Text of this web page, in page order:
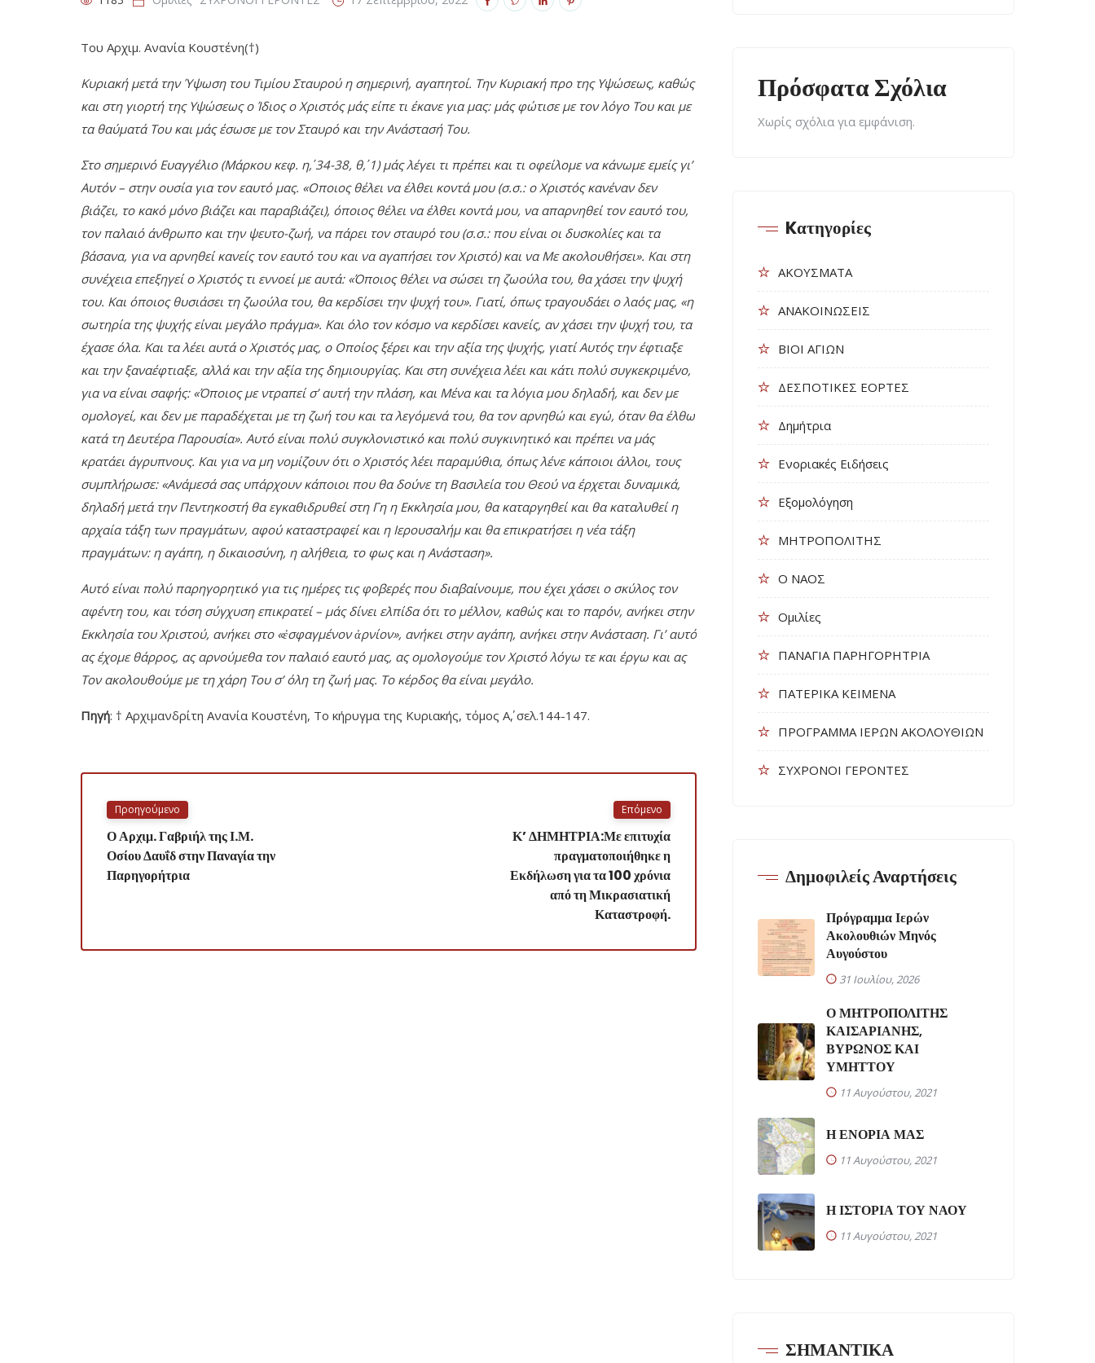
Του Αρχιμ. Ανανία Κουστένη(†)
Kυριακή μετά την Ύψωση του Τιμίου Σταυρού η σημερινή, αγαπητοί. Την Κυριακή προ της Υψώσεως, καθώς
και στη γιορτή της Υψώσεως ο Ίδιος ο Χριστός μάς είπε τι έκανε για μας: μάς φώτισε με τον λόγο Του και με
τα θαύματά Του και μάς έσωσε με τον Σταυρό και την Ανάστασή Του.
Στο σημερινό Ευαγγέλιο (Μάρκου κεφ. η΄, 34-38, θ΄, 1) μάς λέγει τι πρέπει και τι οφείλομε να κάνωμε εμείς γι’
Αυτόν – στην ουσία για τον εαυτό μας. «Οποιος θέλει να έλθει κοντά μου (σ.σ.: ο Χριστός κανέναν δεν
βιάζει, το κακό μόνο βιάζει και παραβιάζει), όποιος θέλει να έλθει κοντά μου, να απαρνηθεί τον εαυτό του,
τον παλαιό άνθρωπο και την ψευτο-ζωή, να πάρει τον σταυρό του (σ.σ.: που είναι οι δυσκολίες και τα
βάσανα, για να αρνηθεί κανείς τον εαυτό του και να αγαπήσει τον Χριστό) και να Με ακολουθήσει». Και στη
συνέχεια επεξηγεί ο Χριστός τι εννοεί με αυτά: «Όποιος θέλει να σώσει τη ζωούλα του, θα χάσει την ψυχή
του. Και όποιος θυσιάσει τη ζωούλα του, θα κερδίσει την ψυχή του». Γιατί, όπως τραγουδάει ο λαός μας, «η
σωτηρία της ψυχής είναι μεγάλο πράγμα». Και όλο τον κόσμο να κερδίσει κανείς, αν χάσει την ψυχή του, τα
έχασε όλα. Και τα λέει αυτά ο Χριστός μας, ο Οποίος ξέρει και την αξία της ψυχής, γιατί Αυτός την έφτιαξε
και την ξαναέφτιαξε, αλλά και την αξία της δημιουργίας. Και στη συνέχεια λέει και κάτι πολύ συγκεκριμένο,
για να είναι σαφής: «Όποιος με ντραπεί σ’ αυτή την πλάση, και Μένα και τα λόγια μου δηλαδή, και δεν με
ομολογεί, και δεν με παραδέχεται με τη ζωή του και τα λεγόμενά του, θα τον αρνηθώ και εγώ, όταν θα έλθω
κατά τη Δευτέρα Παρουσία». Αυτό είναι πολύ συγκλονιστικό και πολύ συγκινητικό και πρέπει να μάς
κρατάει άγρυπνους. Και για να μη νομίζουν ότι ο Χριστός λέει παραμύθια, όπως λένε κάποιοι άλλοι, τους
συμπλήρωσε: «Ανάμεσά σας υπάρχουν κάποιοι που θα δούνε τη Βασιλεία του Θεού να έρχεται δυναμικά,
δηλαδή μετά την Πεντηκοστή θα εγκαθιδρυθεί στη Γη η Εκκλησία μου, θα καταργηθεί και θα καταλυθεί η
αρχαία τάξη των πραγμάτων, αφού καταστραφεί και η Ιερουσαλήμ και θα επικρατήσει η νέα τάξη
πραγμάτων: η αγάπη, η δικαιοσύνη, η αλήθεια, το φως και η Ανάσταση».
Αυτό είναι πολύ παρηγορητικό για τις ημέρες τις φοβερές που διαβαίνουμε, που έχει χάσει ο σκύλος τον
αφέντη του, και τόση σύγχυση επικρατεί – μάς δίνει ελπίδα ότι το μέλλον, καθώς και το παρόν, ανήκει στην
Εκκλησία του Χριστού, ανήκει στο «ἐσφαγμένον ἀρνίον», ανήκει στην αγάπη, ανήκει στην Ανάσταση. Γι’ αυτό
ας έχομε θάρρος, ας αρνούμεθα τον παλαιό εαυτό μας, ας ομολογούμε τον Χριστό λόγω τε και έργω και ας
Τον ακολουθούμε με τη χάρη Του σ’ όλη τη ζωή μας. Το κέρδος θα είναι μεγάλο.
Πηγή: † Αρχιμανδρίτη Ανανία Κουστένη, Το κήρυγμα της Κυριακής, τόμος Α΄, σελ.144-147.
Προηγούμενο
Ο Αρχιμ. Γαβριήλ της Ι.Μ.
Οσίου Δαυΐδ στην Παναγία την
Παρηγορήτρια
Επόμενο
Κ’ ΔΗΜΗΤΡΙΑ:Με επιτυχία
πραγματοποιήθηκε η
Εκδήλωση για τα 100 χρόνια
από τη Μικρασιατική
Καταστροφή.
Πρόσφατα Σχόλια
Χωρίς σχόλια για εμφάνιση.
Kατηγορίες
ΑΚΟΥΣΜΑΤΑ
ΑΝΑΚΟΙΝΩΣΕΙΣ
ΒΙΟΙ ΑΓΙΩΝ
ΔΕΣΠΟΤΙΚΕΣ ΕΟΡΤΕΣ
Δημήτρια
Ενοριακές Ειδήσεις
Εξομολόγηση
ΜΗΤΡΟΠΟΛΙΤΗΣ
Ο ΝΑΟΣ
Ομιλίες
ΠΑΝΑΓΙΑ ΠΑΡΗΓΟΡΗΤΡΙΑ
ΠΑΤΕΡΙΚΑ ΚΕΙΜΕΝΑ
ΠΡΟΓΡΑΜΜΑ ΙΕΡΩΝ ΑΚΟΛΟΥΘΙΩΝ
ΣΥΧΡΟΝΟΙ ΓΕΡΟΝΤΕΣ
Δημοφιλείς Αναρτήσεις
Πρόγραμμα Ιερών
Ακολουθιών Μηνός
Αυγούστου
31 Ιουλίου, 2026
Ο ΜΗΤΡΟΠΟΛΙΤΗΣ
ΚΑΙΣΑΡΙΑΝΗΣ,
ΒΥΡΩΝΟΣ ΚΑΙ
ΥΜΗΤΤΟΥ
11 Αυγούστου, 2021
Η ΕΝΟΡΙΑ ΜΑΣ
11 Αυγούστου, 2021
Η ΙΣΤΟΡΙΑ ΤΟΥ ΝΑΟΥ
11 Αυγούστου, 2021
ΣΗΜΑΝΤΙΚΑ